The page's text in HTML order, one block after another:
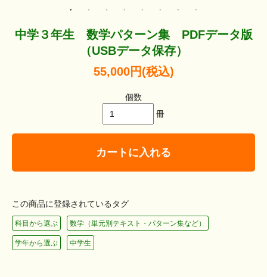
中学３年生 数学パターン集 PDFデータ版
（USBデータ保存）
55,000円(税込)
個数
冊
カートに入れる
この商品に登録されているタグ
科目から選ぶ 数学（単元別テキスト・パターン集など）
学年から選ぶ 中学生